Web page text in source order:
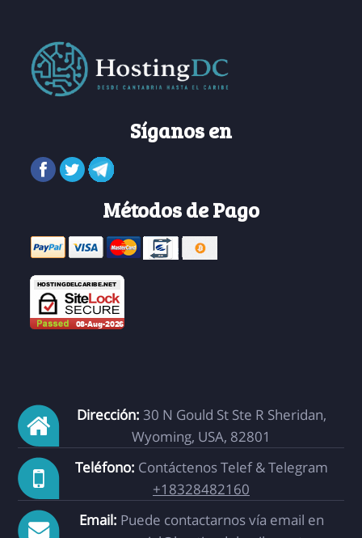
Síganos en
Métodos de Pago
Dirección: 30 N Gould St Ste R Sheridan,
Wyoming, USA, 82801
Teléfono: Contáctenos Telef & Telegram
+18328482160
Email: Puede contactarnos vía email en